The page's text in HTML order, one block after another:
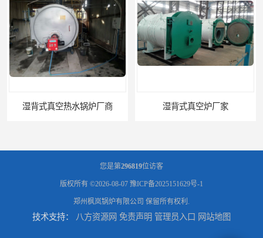
湿背式真空热水锅炉厂商 湿背式真空炉厂家
您是第296819位访客
版权所有 ©2026-08-07 豫ICP备2025151629号-1
郑州枫岚锅炉有限公司 保留所有权利.
技术支持： 八方资源网 免责声明 管理员入口 网站地图